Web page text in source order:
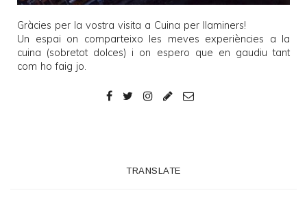
Gràcies per la vostra visita a Cuina per llaminers!
Un espai on comparteixo les meves experiències a la
cuina (sobretot dolces) i on espero que en gaudiu tant
com ho faig jo.
TRANSLATE